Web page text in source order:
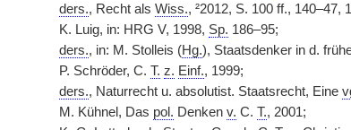
ders., Recht als Wiss., ²2012, S. 100 ff., 140–47,
K. Luig, in: HRG V, 1998, Sp. 186–95;
ders., in: M. Stolleis (Hg.), Staatsdenker in d.
P. Schröder, C. T. z. Einf., 1999;
ders., Naturrecht u. absolutist. Staatsrecht, Eine
M. Kühnel, Das pol. Denken v. C. T., 2001;